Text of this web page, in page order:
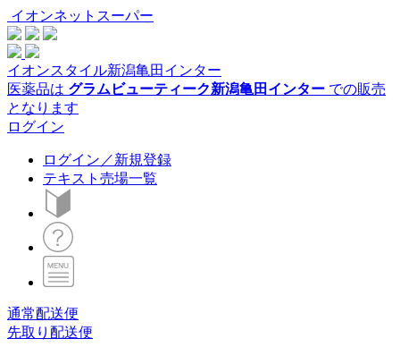
イオンネットスーパー
イオンスタイル新潟亀田インター
医薬品は グラムビューティーク新潟亀田インター での販売
となります
ログイン
ログイン／新規登録
テキスト売場一覧
通常配送便
先取り配送便